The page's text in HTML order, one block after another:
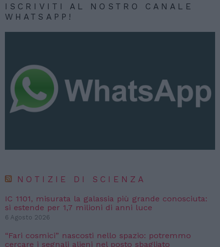
ISCRIVITI AL NOSTRO CANALE
WHATSAPP!
NOTIZIE DI SCIENZA
IC 1101, misurata la galassia più grande conosciuta:
si estende per 1,7 milioni di anni luce
6 Agosto 2026
“Fari cosmici” nascosti nello spazio: potremmo
cercare i segnali alieni nel posto sbagliato